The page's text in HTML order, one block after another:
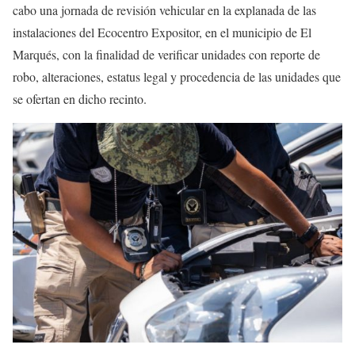
cabo una jornada de revisión vehicular en la explanada de las
instalaciones del Ecocentro Expositor, en el municipio de El
Marqués, con la finalidad de verificar unidades con reporte de
robo, alteraciones, estatus legal y procedencia de las unidades que
se ofertan en dicho recinto.